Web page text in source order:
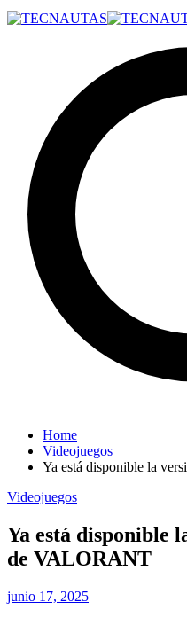
Home
Videojuegos
Ya está disponible la
Videojuegos
Ya está disponible
de VALORANT
junio 17, 2025